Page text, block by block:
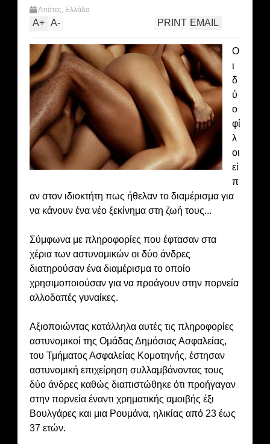
Απάτες, Ελλάδα
A+ A- EMAIL
PRINT
Ο
ι
δ
ύ
ο
φί
λ
οι
εί
π
αν στον ιδιοκτήτη πως ήθελαν το διαμέρισμα για
να κάνουν ένα νέο ξεκίνημα στη ζωή τους...
Σύμφωνα με πληροφορίες που έφτασαν στα
χέρια των αστυνομικών οι δύο άνδρες
διατηρούσαν ένα διαμέρισμα το οποίο
χρησιμοποιούσαν για να προάγουν στην πορνεία
αλλοδαπές γυναίκες.
Αξιοποιώντας κατάλληλα αυτές τις πληροφορίες
αστυνομικοί της Ομάδας Δημόσιας Ασφαλείας,
του Τμήματος Ασφαλείας Κομοτηνής, έστησαν
αστυνομική επιχείρηση συλλαμβάνοντας τους
δύο άνδρες καθώς διαπιστώθηκε ότι προήγαγαν
στην πορνεία έναντι χρηματικής αμοιβής έξι
Βουλγάρες και μια Ρουμάνα, ηλικίας από 23 έως
37 ετών.